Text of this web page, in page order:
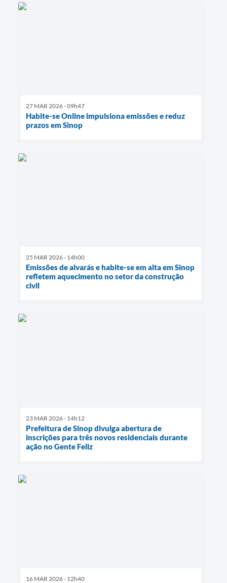
27 MAR 2026 - 09h47
Habite-se Online impulsiona emissões e reduz
prazos em Sinop
25 MAR 2026 - 14h00
Emissões de alvarás e habite-se em alta em Sinop
refletem aquecimento no setor da construção
civil
23 MAR 2026 - 14h12
Prefeitura de Sinop divulga abertura de
inscrições para três novos residenciais durante
ação no Gente Feliz
16 MAR 2026 - 12h40